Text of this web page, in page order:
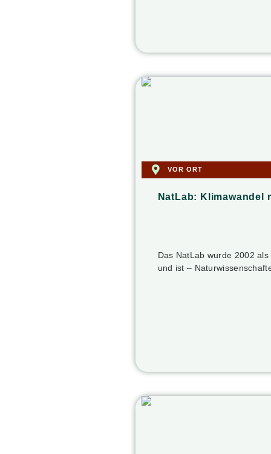
VOR ORT
NatLab: Klimawandel
Das NatLab wurde 2002
und ist –